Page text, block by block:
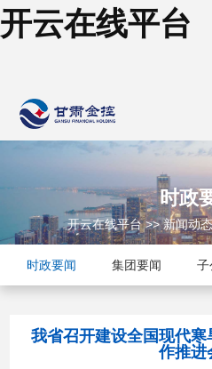
开云在线平台
时政
开云在线平台>>新闻动态
时政要闻 集团要闻 子
我省召开建设全国现代
作推进